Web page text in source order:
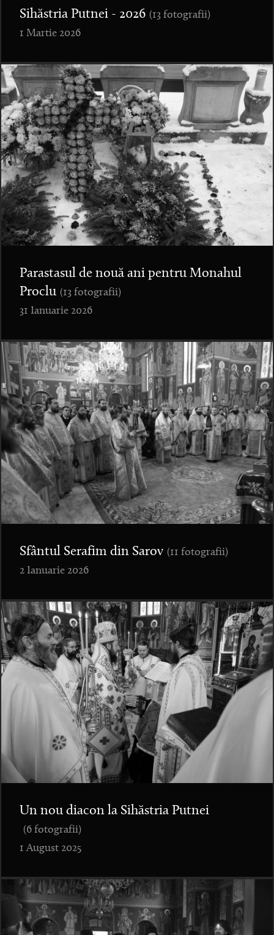
Sihăstria Putnei - 2026 (13 fotografii)
1 Martie 2026
Parastasul de nouă ani pentru Monahul
Proclu (13 fotografii)
31 Ianuarie 2026
Sfântul Serafim din Sarov (11 fotografii)
2 Ianuarie 2026
Un nou diacon la Sihăstria Putnei
(6 fotografii)
1 August 2025